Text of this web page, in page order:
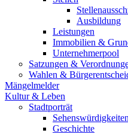
Ausbildung
Leistungen
Immobilien &
Unternehmerpool
Satzungen &
Wahlen &
Mängelmelder
Kultur & Leben
Stadtporträt
Sehenswürdigkeiten
Geschichte